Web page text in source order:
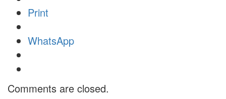
Print
WhatsApp
Comments are closed.